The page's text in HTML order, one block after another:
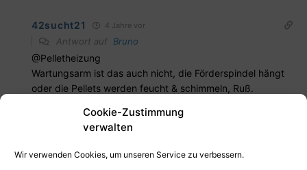
Cookie-Zustimmung
verwalten
Wir verwenden Cookies, um unseren Service zu verbessern.
42sucht21 4 Jahre vor
Antwort auf Bruno
@Pelletheizung
Wartungsarm ist das auch nicht, die Förderspindel hängt
oder die Pellets werden feucht & schimmeln, Ruß.
Wärmepumpe, Fussbodenheizung, Dämmung verwenden.
Pellets im feuchten Keller ebenfalls nicht. Gas zu ersetzen